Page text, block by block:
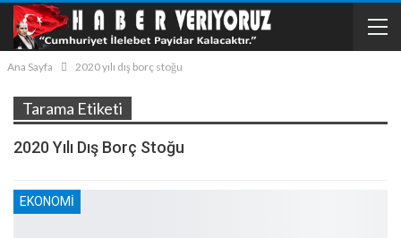
Ana Sayfa 2020 yılı dış borç stoğu
Tarama Etiketi
2020 Yılı Dış Borç Stoğu
EKONOMI